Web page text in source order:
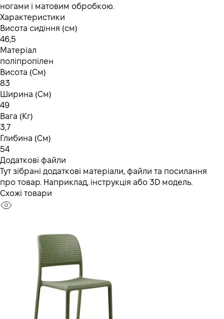
ногами і матовим обробкою.
Характеристики
Висота сидіння (см)
46,5
Матеріал
поліпропілен
Висота (См)
83
Ширина (См)
49
Вага (Кг)
3,7
Глибина (См)
54
Додаткові файли
Тут зібрані додаткові матеріали, файли та посилання
про товар. Наприклад, інструкція або 3D модель.
Схожі товари